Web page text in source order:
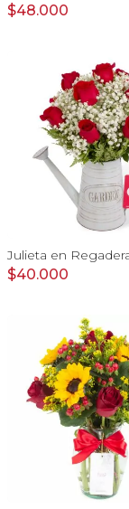
$48.000
$40.000